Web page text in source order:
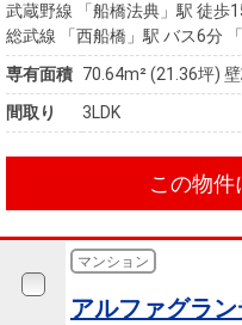
武蔵野線 「船橋法典」駅 徒歩
総武線 「西船橋」駅 バス6分
専有面積 70.64m²(21.36坪)
間取り
3LDK
この物
マンション
アルファグラ